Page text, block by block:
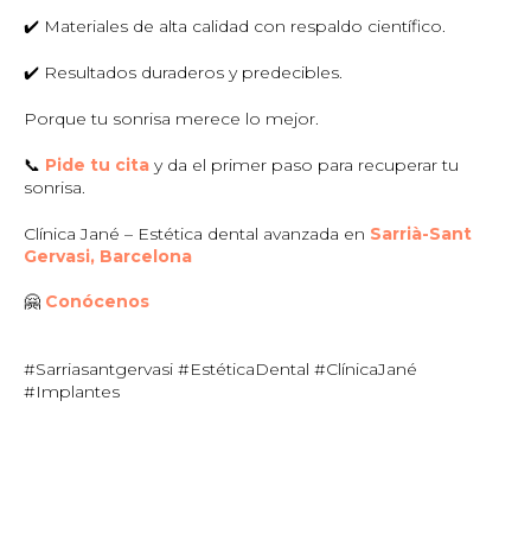
✔️ Materiales de alta calidad con respaldo científico.
✔️ Resultados duraderos y predecibles.
Porque tu sonrisa merece lo mejor.
📞 Pide tu cita y da el primer paso para recuperar tu
sonrisa.
Clínica Jané – Estética dental avanzada en Sarrià-Sant
Gervasi, Barcelona
🤗 Conócenos
#Sarriasantgervasi #EstéticaDental #ClínicaJané
#Implantes